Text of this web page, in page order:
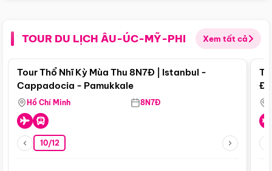
TOUR DU LỊCH ÂU-ÚC-MỸ-PHI Xem tất cả
Điểm nổi bật
Tour Thổ Nhĩ Kỳ Mùa Thu 8N7Đ | Istanbul -
Cappadocia - Pamukkale
Hồ Chí Minh 8N7Đ
10/12